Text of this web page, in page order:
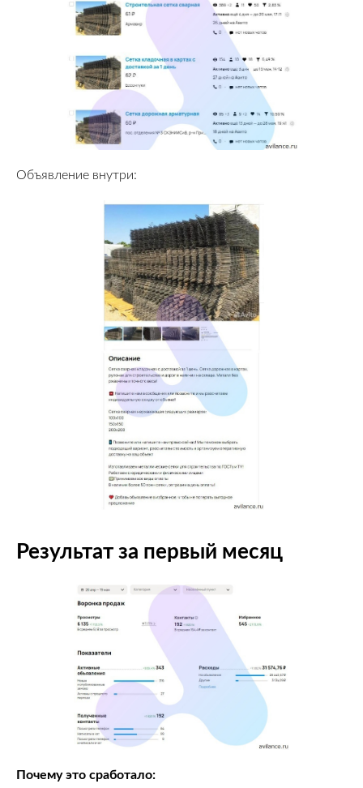
Объявление внутри:
Результат за первый месяц
Почему это сработало: